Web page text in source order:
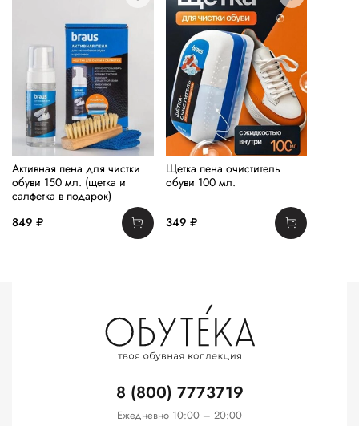
Активная пена для чистки
обуви 150 мл. (щетка и
салфетка в подарок)
849 ₽
Щетка пена очиститель
обуви 100 мл.
349 ₽
8 (800) 7773719
Ежедневно 10:00 – 20:00